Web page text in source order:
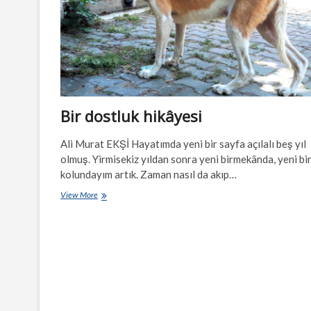
Bir dostluk hikâyesi
Ali Murat EKŞİ Hayatımda yeni bir sayfa açılalı beş yıl
olmuş. Yirmisekiz yıldan sonra yeni birmekânda, yeni
kolundayım artık. Zaman nasıl da akıp…
View MoreBir